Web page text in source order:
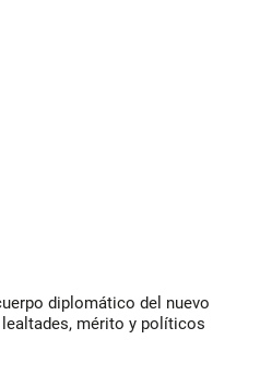
diplomático del nuevo
lealtades, mérito y políticos